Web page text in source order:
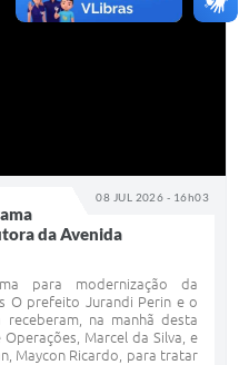
08 JUL 2026 - 16h03
da Avenida
para modernização da
O prefeito Jurandi Perin e o
na manhã desta
Marcel da Silva, e
Maycon Ricardo, para tratar